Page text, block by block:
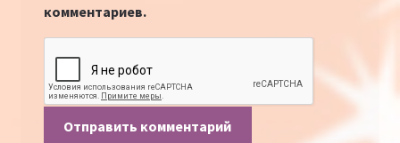
комментариев.